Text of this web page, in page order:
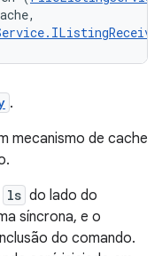
.
mecanismo de cache
ls do lado do
síncrona, e o
do comando.